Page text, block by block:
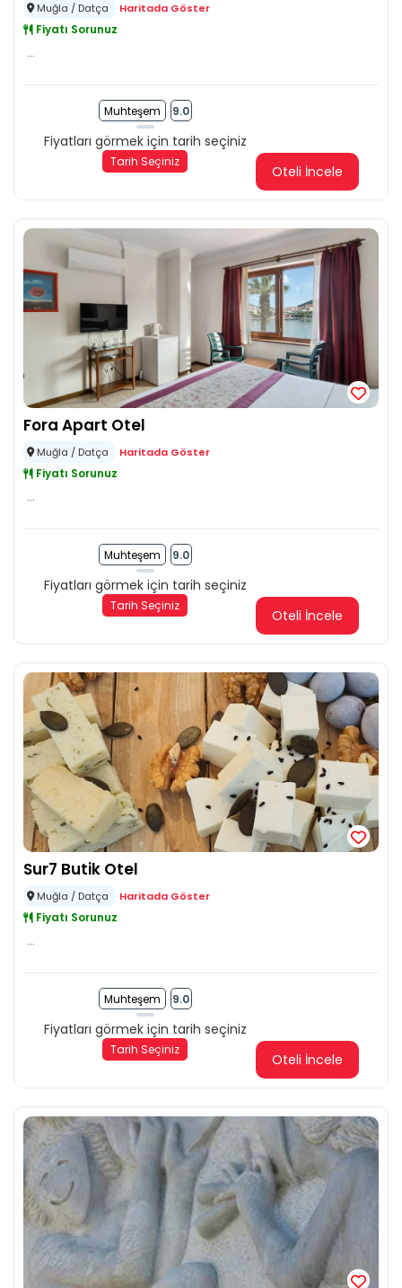
Muğla / Datça Haritada Göster
Fiyatı Sorunuz
...
Muhteşem 9.0
Fiyatları görmek için tarih seçiniz
Tarih Seçiniz
Oteli İncele
Fora Apart Otel
Muğla / Datça Haritada Göster
Fiyatı Sorunuz
...
Muhteşem 9.0
Fiyatları görmek için tarih seçiniz
Tarih Seçiniz
Oteli İncele
Sur7 Butik Otel
Muğla / Datça Haritada Göster
Fiyatı Sorunuz
...
Muhteşem 9.0
Fiyatları görmek için tarih seçiniz
Tarih Seçiniz
Oteli İncele